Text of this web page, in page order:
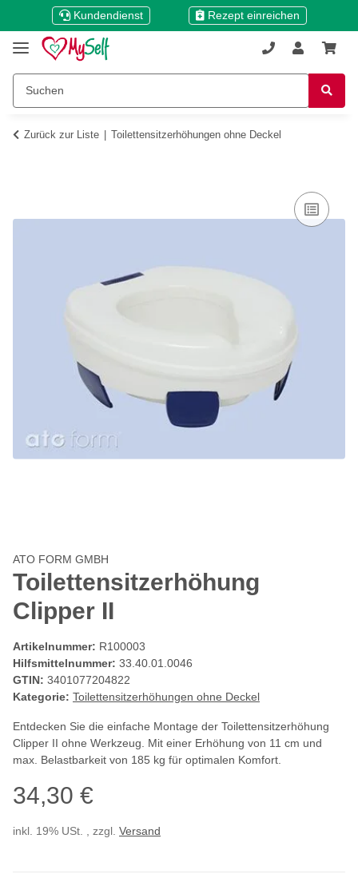
Kundendienst Rezept einreichen
Zurück zur Liste Toilettensitzerhöhungen ohne Deckel
ATO FORM GMBH
Toilettensitzerhöhung
Clipper II
Artikelnummer: R100003
Hilfsmittelnummer: 33.40.01.0046
GTIN: 3401077204822
Kategorie: Toilettensitzerhöhungen ohne Deckel
Entdecken Sie die einfache Montage der Toilettensitzerhöhung
Clipper II ohne Werkzeug. Mit einer Erhöhung von 11 cm und
max. Belastbarkeit von 185 kg für optimalen Komfort.
34,30 €
inkl. 19% USt. , zzgl. Versand